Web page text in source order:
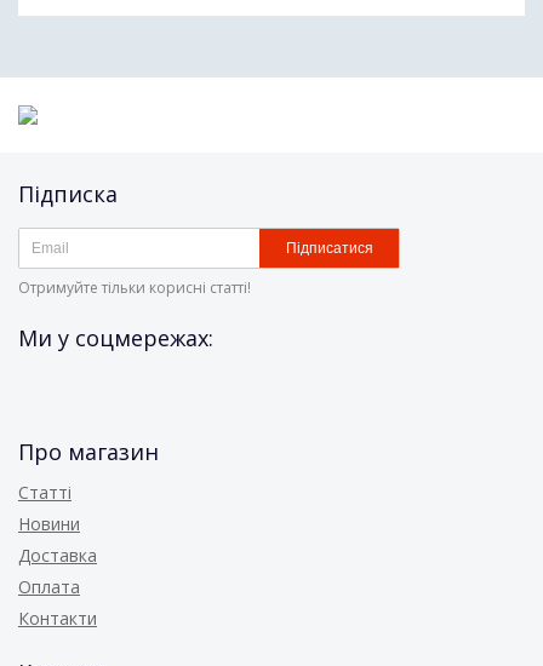
Підписка
Підписатися
Отримуйте тільки корисні статті!
Ми у соцмережах:
Про магазин
Статті
Новини
Доставка
Оплата
Контакти